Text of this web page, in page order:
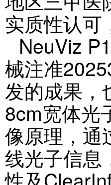
实质性认可
NeuViz
械注准
发的成果，
8cm宽体光
像原理，通
线光子信息